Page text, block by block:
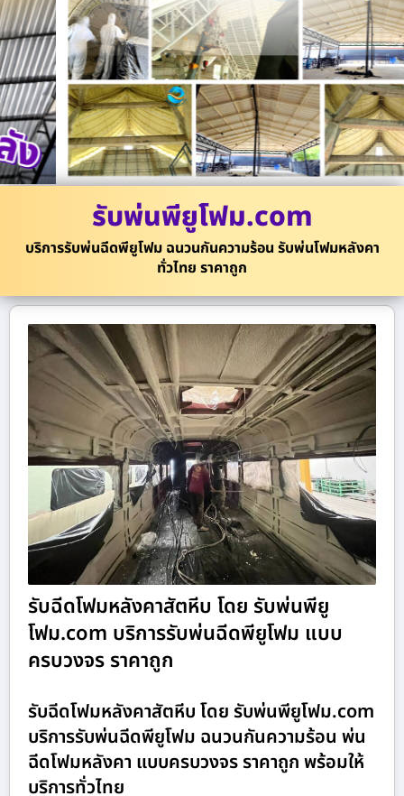
รับพ่นพียูโฟม.com
บริการรับพ่นฉีดพียูโฟม ฉนวนกันความร้อน รับพ่นโฟมหลังคา
ทั่วไทย ราคาถูก
รับฉีดโฟมหลังคาสัตหีบ โดย รับพ่นพียู
โฟม.com บริการรับพ่นฉีดพียูโฟม แบบ
ครบวงจร ราคาถูก
รับฉีดโฟมหลังคาสัตหีบ โดย รับพ่นพียูโฟม.com
บริการรับพ่นฉีดพียูโฟม ฉนวนกันความร้อน พ่น
ฉีดโฟมหลังคา แบบครบวงจร ราคาถูก พร้อมให้
บริการทั่วไทย